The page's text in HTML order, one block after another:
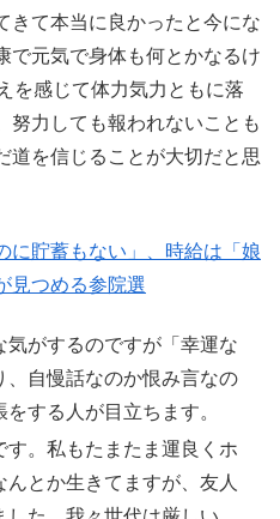
きて本当に良かったと今にな
で元気で身体も何とかなるけ
を感じて体力気力ともに落
努力しても報われないことも
道を信じることが大切だと思
に貯蓄もない」、時給は「娘
見つめる参院選
気がするのですが「幸運な
、自慢話なのか恨み言なの
する人が目立ちます。
す。私もたまたま運良くホ
とか生きてますが、友人